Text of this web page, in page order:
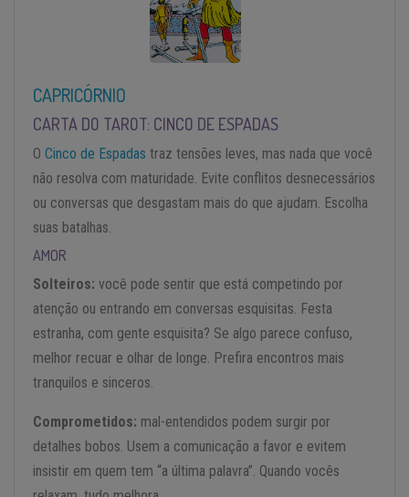
CAPRICÓRNIO
CARTA DO TAROT: CINCO DE ESPADAS
O Cinco de Espadas traz tensões leves, mas nada que você
não resolva com maturidade. Evite conflitos desnecessários
ou conversas que desgastam mais do que ajudam. Escolha
suas batalhas.
AMOR
Solteiros: você pode sentir que está competindo por
atenção ou entrando em conversas esquisitas. Festa
estranha, com gente esquisita? Se algo parece confuso,
melhor recuar e olhar de longe. Prefira encontros mais
tranquilos e sinceros.
Comprometidos: mal-entendidos podem surgir por
detalhes bobos. Usem a comunicação a favor e evitem
insistir em quem tem “a última palavra”. Quando vocês